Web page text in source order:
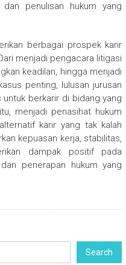
penulisan hukum yang
berbagai prospek karir
menjadi pengacara litigasi
keadilan, hingga menjadi
penting, lulusan jurusan
berkarir di bidang yang
menjadi penasihat hukum
karir yang tak kalah
kepuasan kerja, stabilitas,
dampak positif pada
penerapan hukum yang
Search